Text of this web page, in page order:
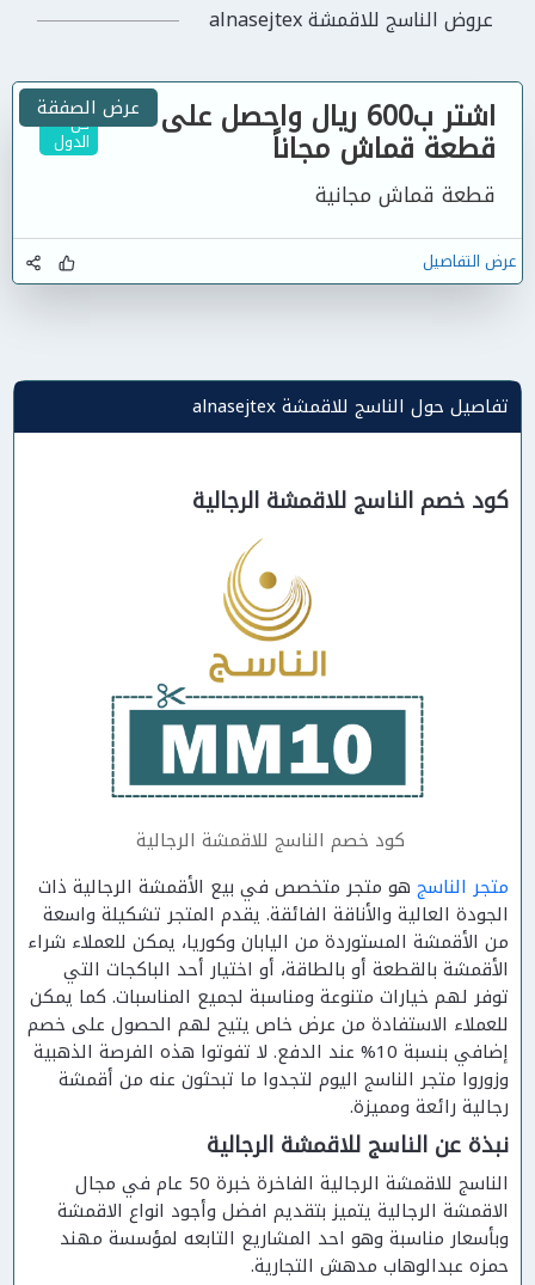
عروض الناسج للاقمشة alnasejtex
اشتر ب600 ريال واحصل على
قطعة قماش مجاناً كل
الدول
قطعة قماش مجانية
عرض الصفقة
عرض التفاصيل
تفاصيل حول الناسج للاقمشة alnasejtex
كود خصم الناسج للاقمشة الرجالية
كود خصم الناسج للاقمشة الرجالية
متجر الناسج هو متجر متخصص في بيع الأقمشة الرجالية ذات
الجودة العالية والأناقة الفائقة. يقدم المتجر تشكيلة واسعة
من الأقمشة المستوردة من اليابان وكوريا، يمكن للعملاء شراء
الأقمشة بالقطعة أو بالطاقة، أو اختيار أحد الباكجات التي
توفر لهم خيارات متنوعة ومناسبة لجميع المناسبات. كما يمكن
للعملاء الاستفادة من عرض خاص يتيح لهم الحصول على خصم
إضافي بنسبة 10% عند الدفع. لا تفوتوا هذه الفرصة الذهبية
وزوروا متجر الناسج اليوم لتجدوا ما تبحثون عنه من أقمشة
رجالية رائعة ومميزة.
نبذة عن الناسج للاقمشة الرجالية
الناسج للاقمشة الرجالية الفاخرة خبرة 50 عام في مجال
الاقمشة الرجالية يتميز بتقديم افضل وأجود انواع الاقمشة
وبأسعار مناسبة وهو احد المشاريع التابعه لمؤسسة مهند
حمزه عبدالوهاب مدهش التجارية.